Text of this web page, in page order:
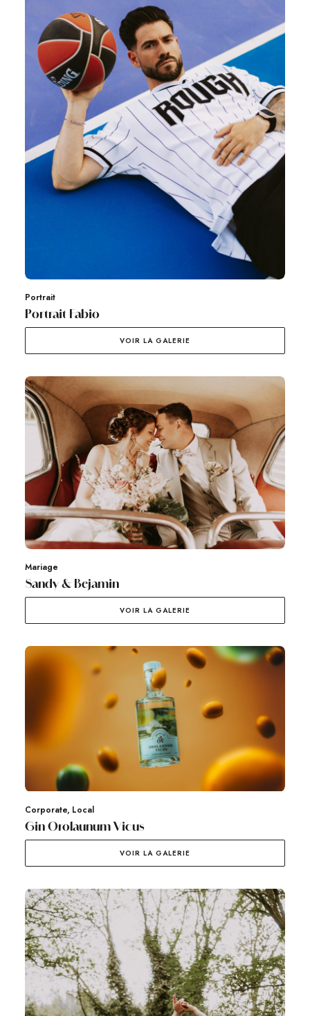
Portrait
Portrait Fabio
VOIR LA GALERIE
Mariage
Sandy & Bejamin
VOIR LA GALERIE
Corporate, Local
Gin Orolaunum Vicus
VOIR LA GALERIE